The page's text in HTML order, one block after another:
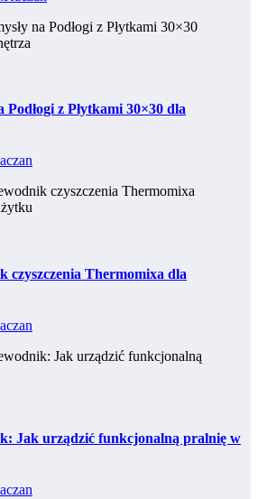
Podłogi z Płytkami 30×30 dla
czyszczenia Thermomixa dla
Jak urządzić funkcjonalną pralnię w